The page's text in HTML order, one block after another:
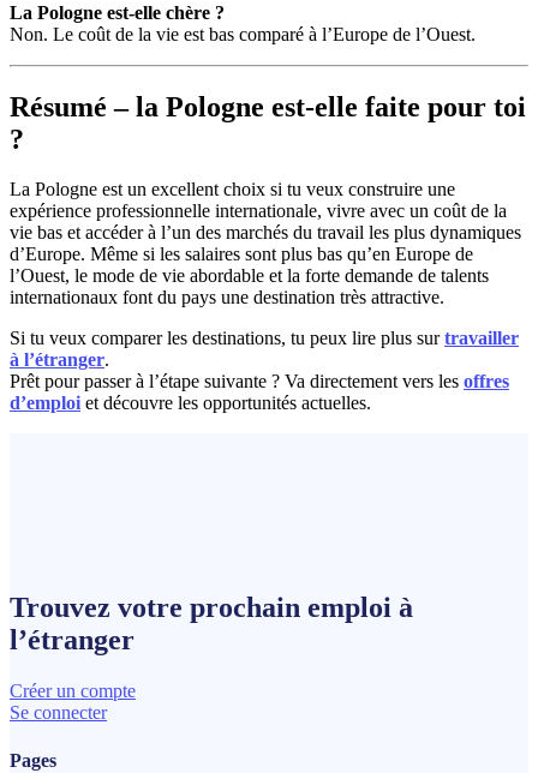
La Pologne est-elle chère ?
Non. Le coût de la vie est bas comparé à l’Europe de l’Ouest.
Résumé – la Pologne est-elle faite pour toi
?
La Pologne est un excellent choix si tu veux construire une
expérience professionnelle internationale, vivre avec un coût de la
vie bas et accéder à l’un des marchés du travail les plus dynamiques
d’Europe. Même si les salaires sont plus bas qu’en Europe de
l’Ouest, le mode de vie abordable et la forte demande de talents
internationaux font du pays une destination très attractive.
Si tu veux comparer les destinations, tu peux lire plus surtravailler
à l’étranger.
Prêt pour passer à l’étape suivante ? Va directement vers les offres
d’emploi et découvre les opportunités actuelles.
Trouvez votre prochain emploi à
l’étranger
Créer un compte
Se connecter
Pages